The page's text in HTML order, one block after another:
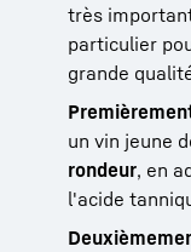
très
particulier
grande
un vin jeune
rondeur, en
l'acide